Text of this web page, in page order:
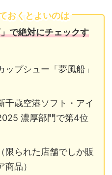
おくとよいのは
で絶対にチェックす
ップシュー「夢風船」
千歳空港ソフト・アイ
濃厚部門で第4位
限られた店舗でしか販
品）